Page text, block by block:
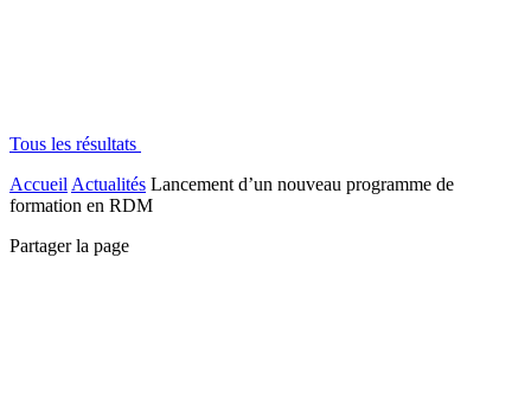
Tous les résultats
Accueil Actualités Lancement d’un nouveau programme de
formation en RDM
Partager la page